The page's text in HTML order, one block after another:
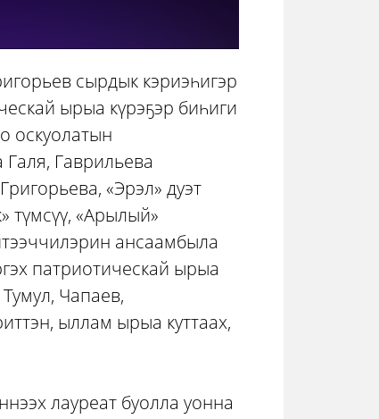
сырдык кэриэһигэр
ырыа күрэҕэр биһиги
оскуолатын
Гаврильева
«Эрэл» дуэт
түмсүү, «Арылый»
ансаамбыла
патриотическай ырыа
Чапаев,
ыллам ырыа куттаах,
лауреат буолла уонна